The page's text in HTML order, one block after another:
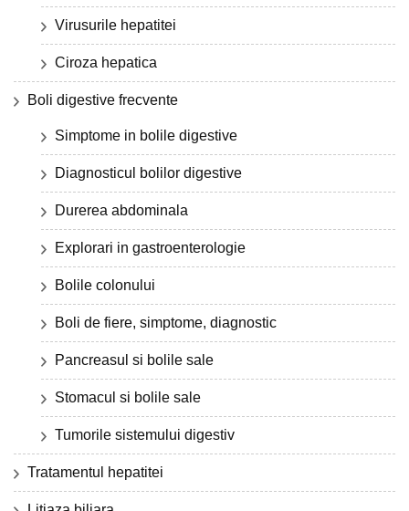
Virusurile hepatitei
Ciroza hepatica
Boli digestive frecvente
Simptome in bolile digestive
Diagnosticul bolilor digestive
Durerea abdominala
Explorari in gastroenterologie
Bolile colonului
Boli de fiere, simptome, diagnostic
Pancreasul si bolile sale
Stomacul si bolile sale
Tumorile sistemului digestiv
Tratamentul hepatitei